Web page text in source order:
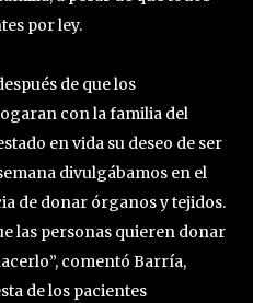
por ley.
de que los
con la familia del
en vida su deseo de ser
divulgábamos en el
de donar órganos y tejidos.
las personas quieren donar
comentó Barría,
de los pacientes